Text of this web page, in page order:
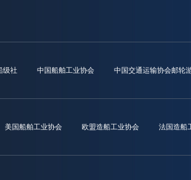
级社 中国船舶工业协会 中国交通运输协会邮轮
美国船舶工业协会 欧盟造船工业协会 法国造船